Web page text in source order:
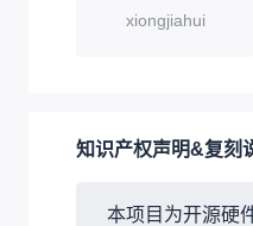
xiongjiahui
知识产权声明&复刻
本项目为开源硬